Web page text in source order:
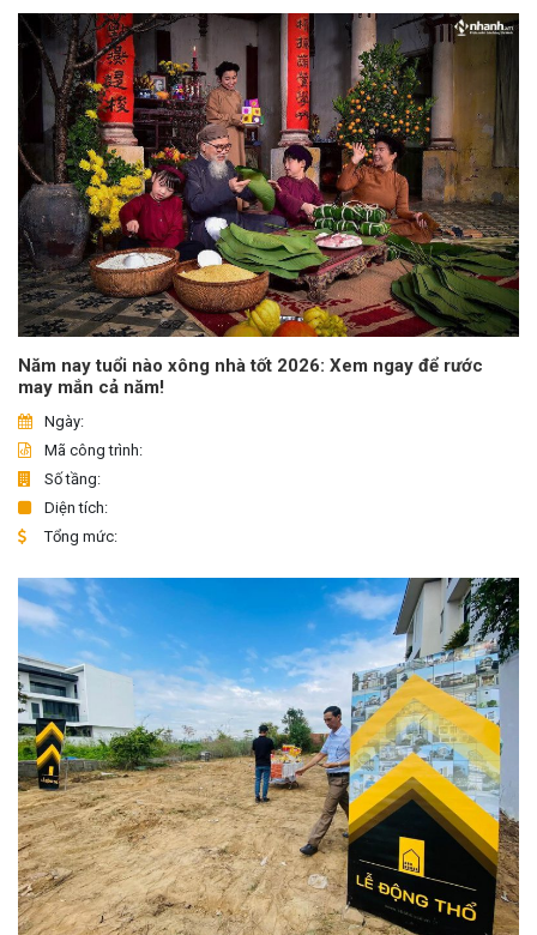
Năm nay tuổi nào xông nhà tốt 2026: Xem ngay để rước
may mắn cả năm!
Ngày:
Mã công trình:
Số tầng:
Diện tích:
Tổng mức: